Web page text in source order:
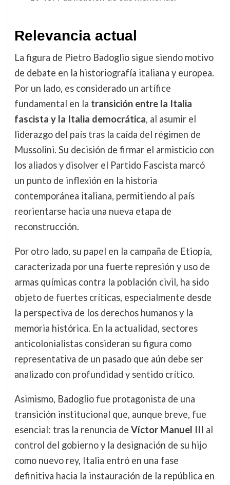
Relevancia actual
La figura de Pietro Badoglio sigue siendo motivo
de debate en la historiografía italiana y europea.
Por un lado, es considerado un artífice
fundamental en la transición entre la Italia
fascista y la Italia democrática, al asumir el
liderazgo del país tras la caída del régimen de
Mussolini. Su decisión de firmar el armisticio con
los aliados y disolver el Partido Fascista marcó
un punto de inflexión en la historia
contemporánea italiana, permitiendo al país
reorientarse hacia una nueva etapa de
reconstrucción.
Por otro lado, su papel en la campaña de Etiopía,
caracterizada por una fuerte represión y uso de
armas químicas contra la población civil, ha sido
objeto de fuertes críticas, especialmente desde
la perspectiva de los derechos humanos y la
memoria histórica. En la actualidad, sectores
anticolonialistas consideran su figura como
representativa de un pasado que aún debe ser
analizado con profundidad y sentido crítico.
Asimismo, Badoglio fue protagonista de una
transición institucional que, aunque breve, fue
esencial: tras la renuncia de Víctor Manuel III al
control del gobierno y la designación de su hijo
como nuevo rey, Italia entró en una fase
definitiva hacia la instauración de la república en